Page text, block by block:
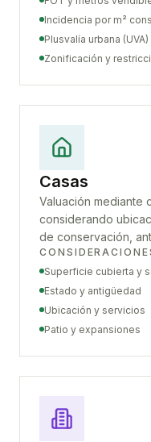
Incidencia por m²
Plusvalía urbana (UVA)
Zonificación y
Casas
Valuación mediante
considerando
de conservación,
Superficie cubierta y
Estado y antigüedad
Ubicación y servicios
Patio y expansiones